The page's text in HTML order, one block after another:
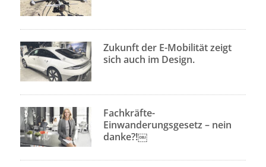
Zukunft der E-Mobilität zeigt
sich auch im Design.
Fachkräfte-
Einwanderungsgesetz – nein
danke?!￼